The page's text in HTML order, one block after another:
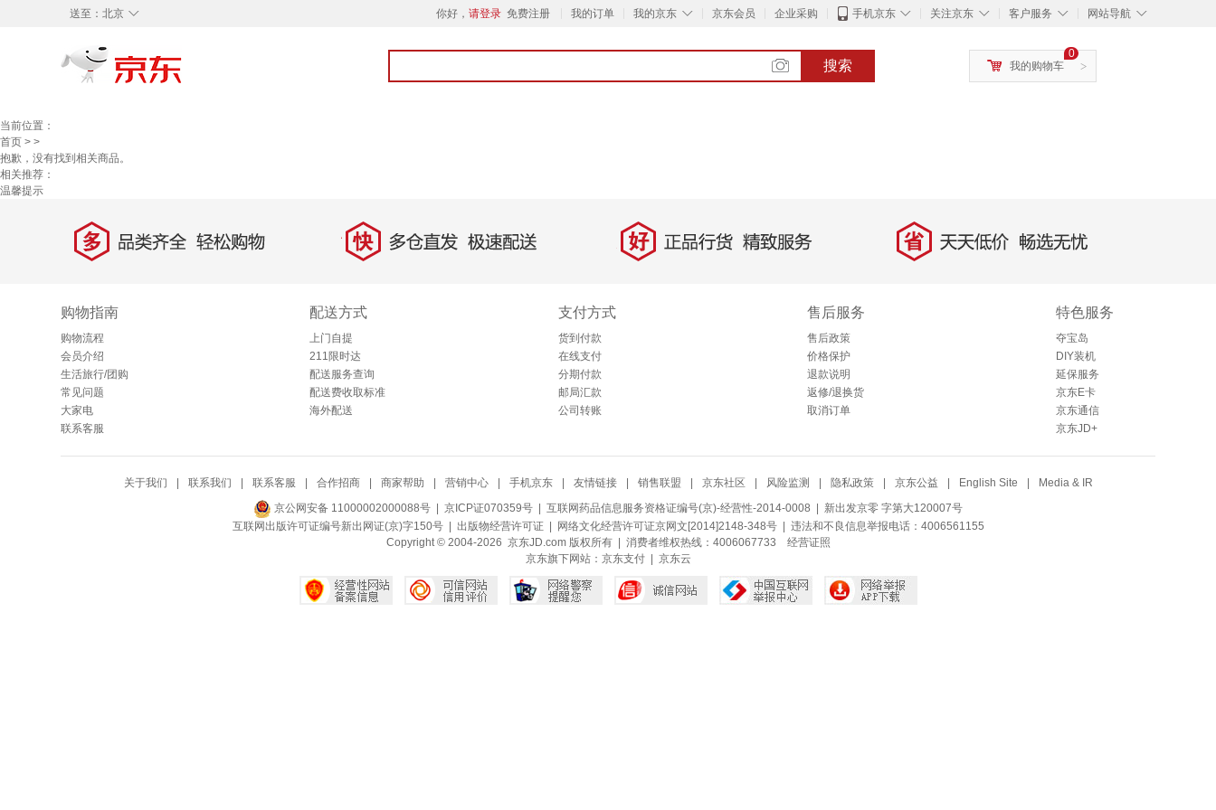
◇
送至： 北京 你好， 请登录 免费注册 我的订单 ◇
我的京东 京东会员 企业采购 ◇
手机京东 ◇
关注京东 ◇
客户服务 ◇
网站导航
搜索 >
0
我的购物车
当前位置：
首页 > >
抱歉，没有找到相关商品。
相关推荐：
温馨提示
多 品类齐全，轻松购物 快 多仓直发，极速配送 好 正品行货，精致服务 省 天天低价，畅选无忧
购物指南
购物流程
会员介绍
生活旅行/团购
常见问题
大家电
联系客服
配送方式
上门自提
211限时达
配送服务查询
配送费收取标准
海外配送
支付方式
货到付款
在线支付
分期付款
邮局汇款
公司转账
售后服务
售后政策
价格保护
退款说明
返修/退换货
取消订单
特色服务
夺宝岛
DIY装机
延保服务
京东E卡
京东通信
京东JD+
关于我们 联系我们 联系客服 合作招商 商家帮助 营销中心 手机京东 友情链接 销售联盟 京东社区 风险监测 隐私政策 京东公益 English Site Media & IR
京公网安备 11000002000088号 | 京ICP证070359号 | 互联网药品信息服务资格证编号(京)-经营性-2014-0008 | 新出发京零 字第大120007号
互联网出版许可证编号新出网证(京)字150号 | 出版物经营许可证| 网络文化经营许可证京网文[2014]2148-348号| 违法和不良信息举报电话：4006561155
Copyright © 2004-2026 京东JD.com 版权所有 | 消费者维权热线：4006067733 经营证照
京东旗下网站： 京东支付| 京东云